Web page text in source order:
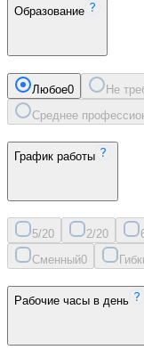
Образование
Любое0 Не
Среднее
График работы
5/20 2/20
Сменный0
Рабочие часы в день